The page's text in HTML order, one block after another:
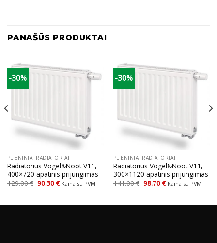
PANAŠŪS PRODUKTAI
-30%
PLIENINIAI RADIATORIAI
Radiatorius Vogel&Noot V11,
400×720 apatinis prijungimas
129.00€ Original
price
90.30€Current
price
Kaina su PVM
-30%
PLIENINIAI RADIATORIAI
Radiatorius Vogel&Noot V11,
300×1120 apatinis prijungimas
141.00€ Original
price
98.70€Current
price
Kaina su PVM